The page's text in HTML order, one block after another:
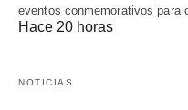
eventos conmemorativos para
Hace 20 horas
NOTICIAS